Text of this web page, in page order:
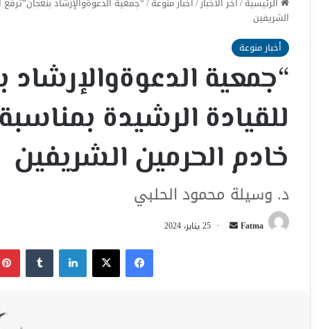
الشريفين
أخبار منوعة
“جمعية الدعوةوالإرشاد
للقيادة الرشيدة
خادم الحرمين الشريفين
د. وسيلة محمود الحلبي
Fatma
أرسل 25 يناير، 2024
فيسبوك‫X لينكدإن